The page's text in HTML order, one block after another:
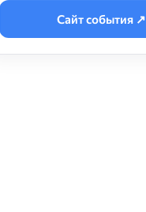
Сайт события ↗